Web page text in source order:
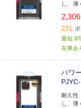
し、薄
2,306
231
最短 8/
在庫あ
パワ
耐久性
し、薄